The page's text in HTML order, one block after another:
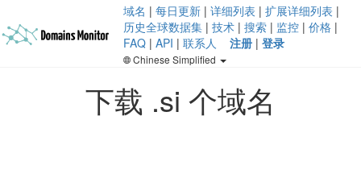
域名 | 每日更新 | 详细列表 | 扩展详细列表 |
历史全球数据集 | 技术 | 搜索 | 监控 | 价格 |
FAQ | API | 联系人 注册 | 登录
Chinese Simplified
下载 .si 个域名